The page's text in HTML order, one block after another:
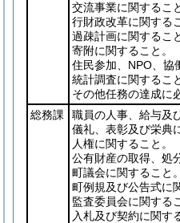
交流事業に関するこ
行財政改革に関する
過疎計画に関するこ
寄附に関すること。
住民参加、NPO、協
統計調査に関するこ
その他任務の達成に
総務課
職員の人事、給与及
儀礼、表彰及び栄典
人権に関すること。
公有財産の取得、処
町議会に関すること。
町例規及び公告式に
監査委員会に関する
入札及び契約に関す